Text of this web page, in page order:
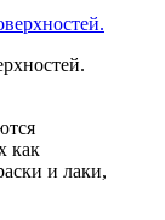
как
и лаки,